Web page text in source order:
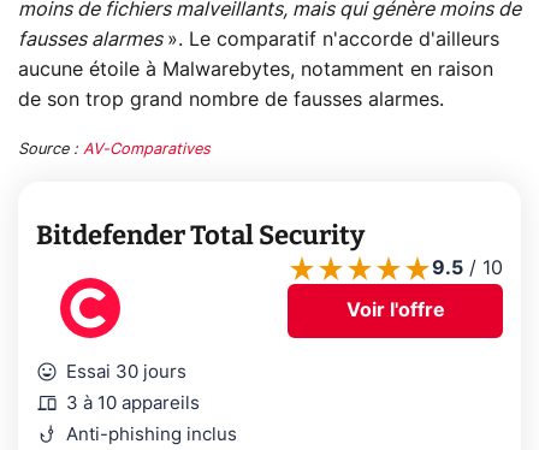
moins de fichiers malveillants, mais qui génère moins de
fausses alarmes ». Le comparatif n'accorde d'ailleurs
aucune étoile à Malwarebytes, notamment en raison
de son trop grand nombre de fausses alarmes.
Source : AV-Comparatives
Bitdefender Total Security
mood Essai 30 jours
devices 3 à 10 appareils
phishing Anti-phishing inclus
9.5 / 10
Voir l'offre